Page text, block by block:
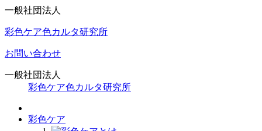
一般社団法人
彩色ケア色カルタ研究所
お問い合わせ
一般社団法人
彩色ケア色カルタ研究所
彩色ケア